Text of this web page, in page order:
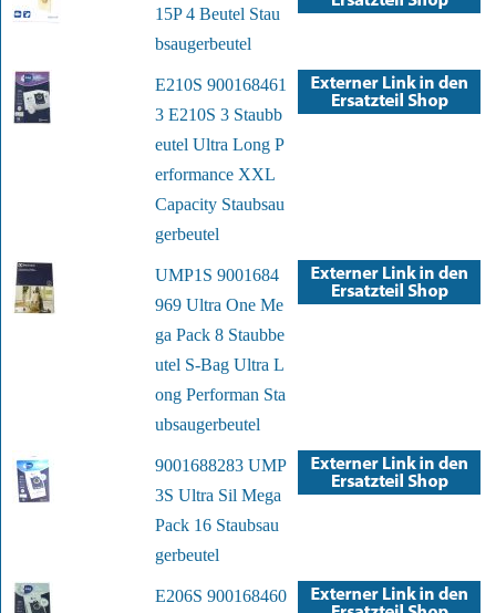
15P 4 Beutel Stau
bsaugerbeutel
E210S 900168461
3 E210S 3 Staubb
eutel Ultra Long P
erformance XXL
Capacity Staubsau
gerbeutel
UMP1S 9001684
969 Ultra One Me
ga Pack 8 Staubbe
utel S-Bag Ultra L
ong Performan Sta
ubsaugerbeutel
9001688283 UMP
3S Ultra Sil Mega
Pack 16 Staubsau
gerbeutel
E206S 900168460